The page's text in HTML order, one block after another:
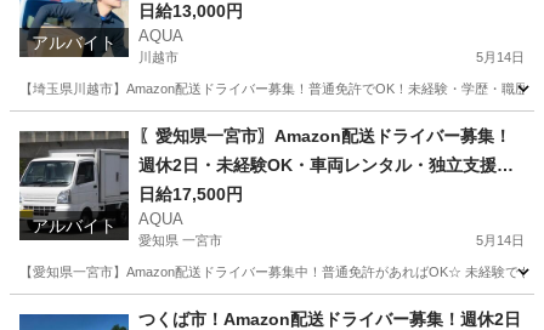
アルバイト
立支援も
日給13,000円
AQUA
川越市 5月14日
【埼玉県川越市】Amazon配送ドライバー募集！普通免許でOK！未経験・学歴・職
ドライバー Amazon
アルバイト
〖愛知県一宮市〗Amazon配送ドライバー募集！
週休2日・未経験OK・車両レンタル・独立支援で
稼ぐ
日給17,500円
AQUA
愛知県 一宮市 5月14日
【愛知県一宮市】Amazon配送ドライバー募集中！普通免許があればOK☆ 未経験で
ドライバー Amazon
つくば市！Amazon配送ドライバー募集！週休2日